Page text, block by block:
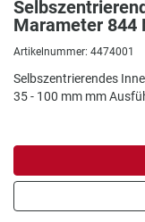
Marameter 844
Artikelnummer: 4474001
Selbszentrierendes
35 - 100 mm mm